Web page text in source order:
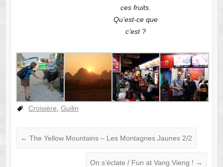
ces fruits.
Qu’est-ce que
c’est ?
Croisière Guilin
← The Yellow Mountains – Les Montagnes Jaunes 2/2
On s’éclate / Fun at Vang Vieng ! →